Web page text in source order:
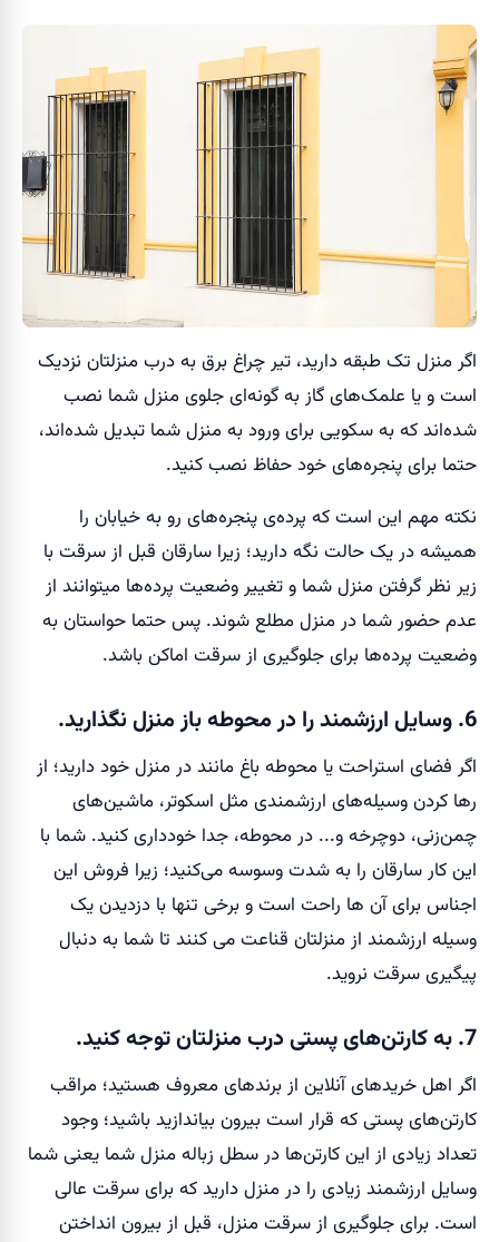
اگر منزل تک طبقه دارید، تیر چراغ برق به درب منزلتان نزدیک
است و یا علمک‌های گاز به گونه‌ای جلوی منزل شما نصب
شده‌اند که به سکویی برای ورود به منزل شما تبدیل شده‌اند،
حتما برای پنجره‌های خود حفاظ نصب کنید.
نکته مهم این است که پرده‌ی پنجره‌های رو به خیابان را
همیشه در یک حالت نگه دارید؛ زیرا سارقان قبل از سرقت با
زیر نظر گرفتن منزل شما و تغییر وضعیت پرده‌ها میتوانند از
عدم حضور شما در منزل مطلع شوند. پس حتما حواستان به
وضعیت پرده‌ها برای جلوگیری از سرقت اماکن باشد.
6. وسایل ارزشمند را در محوطه باز منزل نگذارید.
اگر فضای استراحت یا محوطه باغ مانند در منزل خود دارید؛ از
رها کردن وسیله‌های ارزشمندی مثل اسکوتر، ماشین‌های
چمن‌زنی، دوچرخه و... در محوطه، جدا خودداری کنید. شما با
این کار سارقان را به شدت وسوسه می‌کنید؛ زیرا فروش این
اجناس برای آن ها راحت است و برخی تنها با دزدیدن یک
وسیله ارزشمند از منزلتان قناعت می کنند تا شما به دنبال
پیگیری سرقت نروید.
7. به کارتن‌های پستی درب منزلتان توجه کنید.
اگر اهل خرید‌های آنلاین از برند‌های معروف هستید؛ مراقب
کارتن‌های پستی که قرار است بیرون بیاندازید باشید؛ وجود
تعداد زیادی از این کارتن‌ها در سطل زباله منزل شما یعنی شما
وسایل ارزشمند زیادی را در منزل دارید که برای سرقت عالی
است. برای جلوگیری از سرقت منزل، قبل از بیرون انداختن